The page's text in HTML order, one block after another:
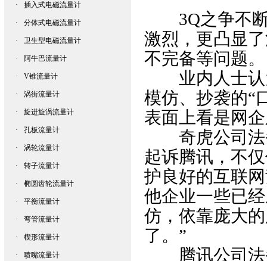
· 插入式电磁流量计
· 分体式电磁流量计
· 卫生型电磁流量计
· 阿牛巴流量计
· V锥流量计
· 涡街流量计
· 旋进旋涡流量计
· 孔板流量计
· 涡轮流量计
· 转子流量计
· 椭圆齿轮流量计
· 平衡流量计
· 弯管流量计
· 楔形流量计
· 喷嘴流量计
3Q之争不断
激烈，更凸显了
不完备等问题。
业内人士认
模仿、抄袭的“
表面上看是网
奇虎公司法
起诉腾讯，不
护良好的互联
他企业一些已
仿，依靠庞大
了。”
腾讯公司法